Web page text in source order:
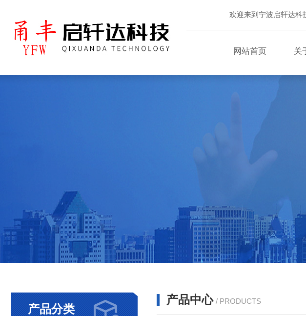
欢迎来到宁波启轩达科
网站首页 关
产品分类
产品中心 / PRODUCTS